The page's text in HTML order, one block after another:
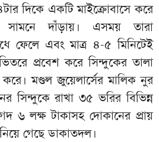
দিকে একটি মাইক্রোবাসে করে
সামনে দাঁড়ায়। এসময় তারা
ফেলে এবং মাত্র ৪-৫ মিনিটেই
প্রবেশ করে সিন্দুকের তালা
মণ্ডল জুয়েলার্সের মালিক নুর
সিন্দুকে রাখা ৩৫ ভরির বিভিন্ন
৬ লক্ষ টাকাসহ দোকানের প্রায়
গেছে ডাকাতদল।